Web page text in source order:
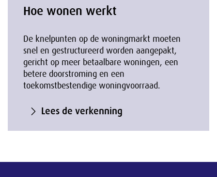
Hoe wonen werkt
De knelpunten op de woningmarkt moeten
snel en gestructureerd worden aangepakt,
gericht op meer betaalbare woningen, een
betere doorstroming en een
toekomstbestendige woningvoorraad.
Lees de verkenning